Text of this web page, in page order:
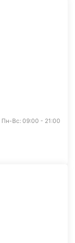
Пн-Вс: 09:00 - 21:00